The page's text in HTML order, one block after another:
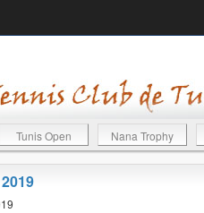
Tunis Open Nana Trophy